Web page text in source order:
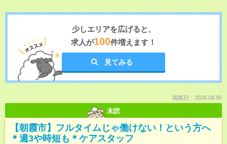
少しエリアを広げると、
求人が100件増えます！
見てみる
掲載日：2026.08.05
未読
【朝霞市】フルタイムじゃ働けない！という方へ
＊週3や時短も＊ケアスタッフ